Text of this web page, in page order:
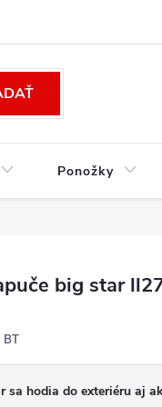
Ponožky
big star
sa hodia do exteriéru aj